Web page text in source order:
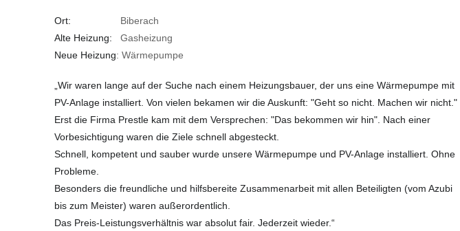
Ort: Biberach
Alte Heizung: Gasheizung
Neue Heizung: Wärmepumpe
„Wir waren lange auf der Suche nach einem Heizungsbauer, der uns eine Wärmepumpe mit
PV-Anlage installiert. Von vielen bekamen wir die Auskunft: "Geht so nicht. Machen wir nicht."
Erst die Firma Prestle kam mit dem Versprechen: "Das bekommen wir hin". Nach einer
Vorbesichtigung waren die Ziele schnell abgesteckt.
Schnell, kompetent und sauber wurde unsere Wärmepumpe und PV-Anlage installiert. Ohne
Probleme.
Besonders die freundliche und hilfsbereite Zusammenarbeit mit allen Beteiligten (vom Azubi
bis zum Meister) waren außerordentlich.
Das Preis-Leistungsverhältnis war absolut fair. Jederzeit wieder.“